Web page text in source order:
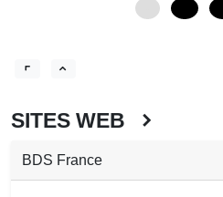
SITES WEB
BDS France